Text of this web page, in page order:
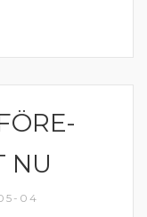
NU
04